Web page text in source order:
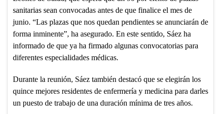
sanitarias sean convocadas antes de que finalice el mes de
junio. “Las plazas que nos quedan pendientes se anunciarán de
forma inminente”, ha asegurado. En este sentido, Sáez ha
informado de que ya ha firmado algunas convocatorias para
diferentes especialidades médicas.
Durante la reunión, Sáez también destacó que se elegirán los
quince mejores residentes de enfermería y medicina para darles
un puesto de trabajo de una duración mínima de tres años.